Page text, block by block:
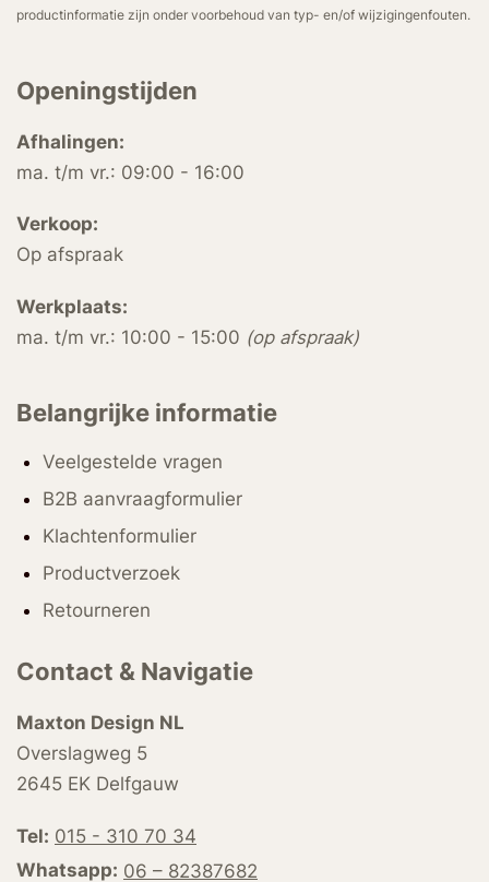
productinformatie zijn onder voorbehoud van typ- en/of wijzigingenfouten.
Openingstijden
Afhalingen:
ma. t/m vr.: 09:00 - 16:00
Verkoop:
Op afspraak
Werkplaats:
ma. t/m vr.: 10:00 - 15:00 (op afspraak)
Belangrijke informatie
Veelgestelde vragen
B2B aanvraagformulier
Klachtenformulier
Productverzoek
Retourneren
Contact & Navigatie
Maxton Design NL
Overslagweg 5
2645 EK Delfgauw
Tel: 015 - 310 70 34
Whatsapp: 06 – 82387682